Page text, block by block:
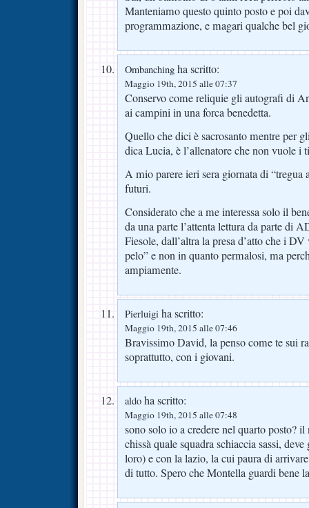
Manteniamo questo quinto posto e poi
programmazione, e magari qualche bel
Ombanching ha scritto:
Maggio 19th, 2015 alle 07:37
Conservo come reliquie gli autografi di
ai campini in una forca benedetta.
Quello che dici è sacrosanto mentre per
dica Lucia, è l’allenatore che non vuole i
A mio parere ieri sera giornata di “tregua
futuri.
Considerato che a me interessa solo il
da una parte l’attenta lettura da parte di
Fiesole, dall’altra la presa d’atto che i
pelo” e non in quanto permalosi, ma
ampiamente.
Pierluigi ha scritto:
Maggio 19th, 2015 alle 07:46
Bravissimo David, la penso come te sui
soprattutto, con i giovani.
aldo ha scritto:
Maggio 19th, 2015 alle 07:48
sono solo io a credere nel quarto posto?
chissà quale squadra schiaccia sassi,
loro) e con la lazio, la cui paura di
di tutto. Spero che Montella guardi bene